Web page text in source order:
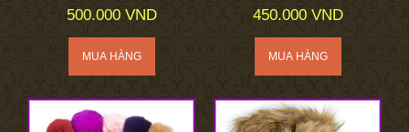
500.000 VND 450.000 VND